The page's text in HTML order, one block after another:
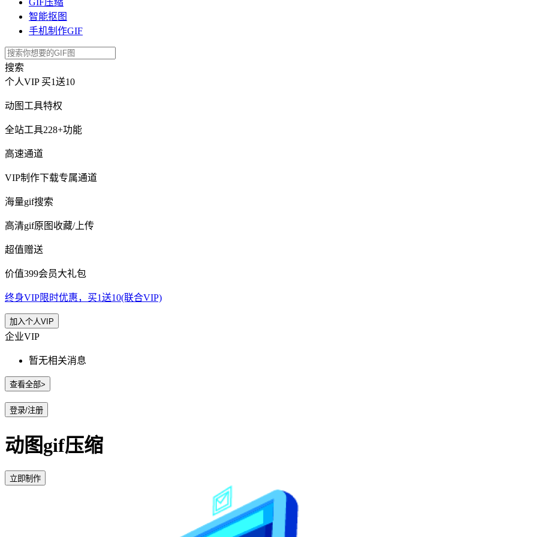
GIF压缩
智能抠图
手机制作GIF
搜索
个人VIP 买1送10
动图工具特权
全站工具228+功能
高速通道
VIP制作下载专属通道
海量gif搜索
高清gif原图收藏/上传
超值赠送
价值399会员大礼包
终身VIP限时优惠，买1送10(联合VIP)
加入个人VIP
企业VIP
暂无相关消息
查看全部>
登录/注册
动图gif压缩
立即制作